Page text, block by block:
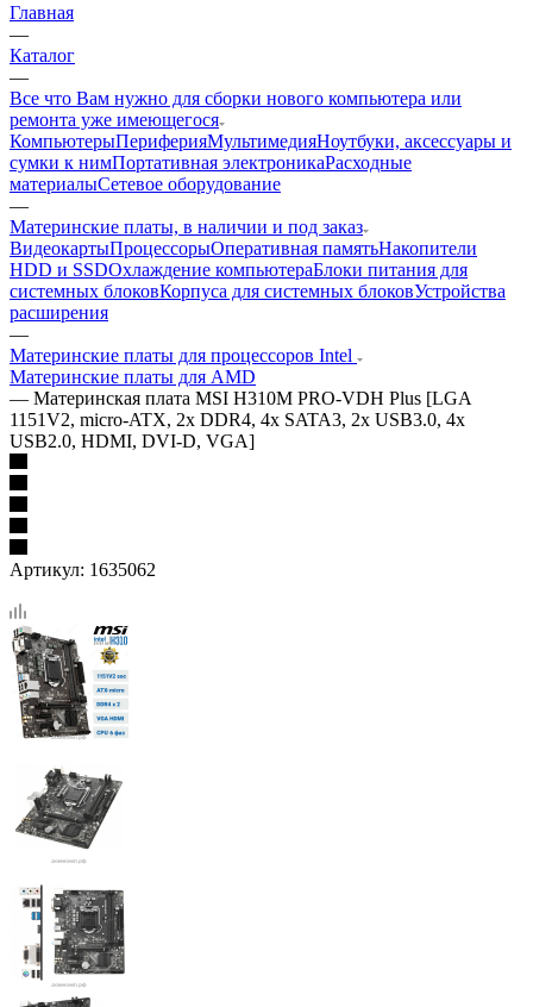
Главная
—
Каталог
—
Все что Вам нужно для сборки нового компьютера или
ремонта уже имеющегося
КомпьютерыПериферияМультимедияНоутбуки, аксессуары и
сумки к нимПортативная электроникаРасходные
материалыСетевое оборудование
—
Материнские платы, в наличии и под заказ
ВидеокартыПроцессорыОперативная памятьНакопители
HDD и SSDОхлаждение компьютераБлоки питания для
системных блоковКорпуса для системных блоковУстройства
расширения
—
Материнские платы для процессоров Intel
Материнские платы для AMD
— Материнская плата MSI H310M PRO-VDH Plus [LGA
1151V2, micro-ATX, 2x DDR4, 4x SATA3, 2x USB3.0, 4x
USB2.0, HDMI, DVI-D, VGA]
Артикул: 1635062